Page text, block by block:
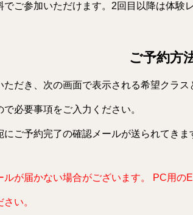
ご参加いただけます。2回目以降は体験
ご予約方
だき、次の画面で表示される希望クラス
必要事項をご入力ください。
ご予約完了の確認メールが送られてきま
が届かない場合がございます。 PC用の
い。